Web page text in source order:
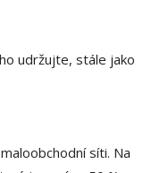
udržujte, stále jako
síti. Na